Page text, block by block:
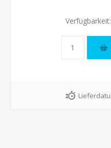
Verfügbarkeit: